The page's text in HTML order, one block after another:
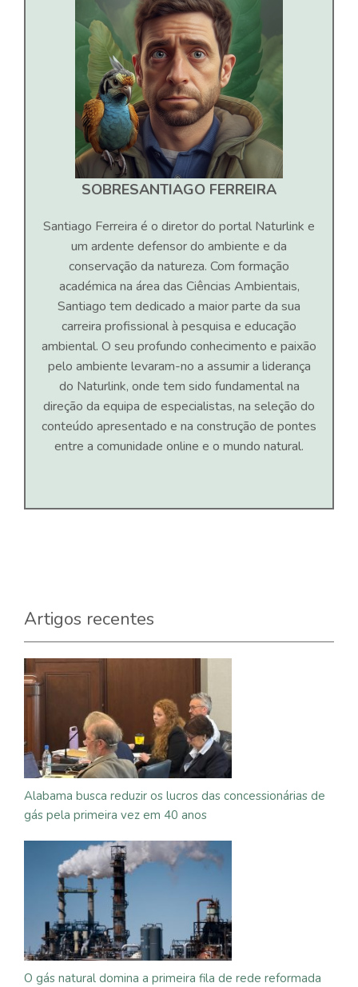
SOBRESANTIAGO FERREIRA
Santiago Ferreira é o diretor do portal Naturlink e
um ardente defensor do ambiente e da
conservação da natureza. Com formação
académica na área das Ciências Ambientais,
Santiago tem dedicado a maior parte da sua
carreira profissional à pesquisa e educação
ambiental. O seu profundo conhecimento e paixão
pelo ambiente levaram-no a assumir a liderança
do Naturlink, onde tem sido fundamental na
direção da equipa de especialistas, na seleção do
conteúdo apresentado e na construção de pontes
entre a comunidade online e o mundo natural.
Artigos recentes
Alabama busca reduzir os lucros das concessionárias de
gás pela primeira vez em 40 anos
O gás natural domina a primeira fila de rede reformada